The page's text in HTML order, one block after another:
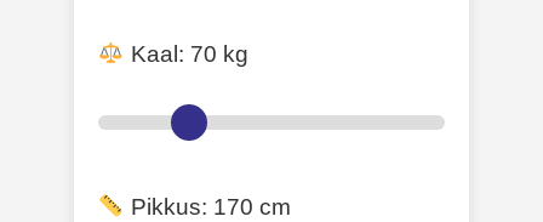
Kaal: 70 kg
Pikkus: 170 cm